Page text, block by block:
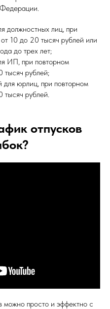
должностных лиц, при
10 до 20 тысяч рублей или
до трех лет;
ИП, при повторном
рублей;
юрлиц, при повторном
рублей.
отпусков
можно просто и эффектно с